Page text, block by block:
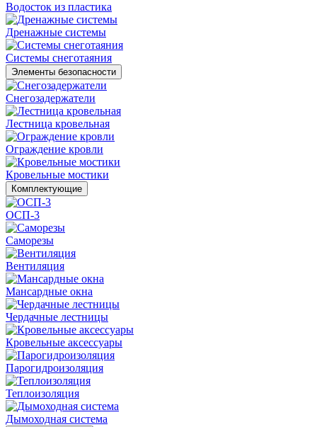
Водосток из пластика
Дренажные системы
Системы снеготаяния
Элементы безопасности
Снегозадержатели
Лестница кровельная
Ограждение кровли
Кровельные мостики
Комплектующие
ОСП-3
Саморезы
Вентиляция
Мансардные окна
Чердачные лестницы
Кровельные аксессуары
Парогидроизоляция
Теплоизоляция
Дымоходная система